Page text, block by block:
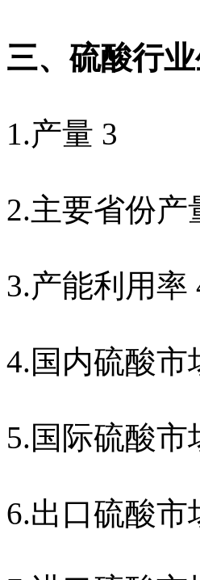
三、硫酸行
1.产量 3
2.主要省份产
3.产能利用率
4.国内硫酸市
5.国际硫酸市
6.出口硫酸市